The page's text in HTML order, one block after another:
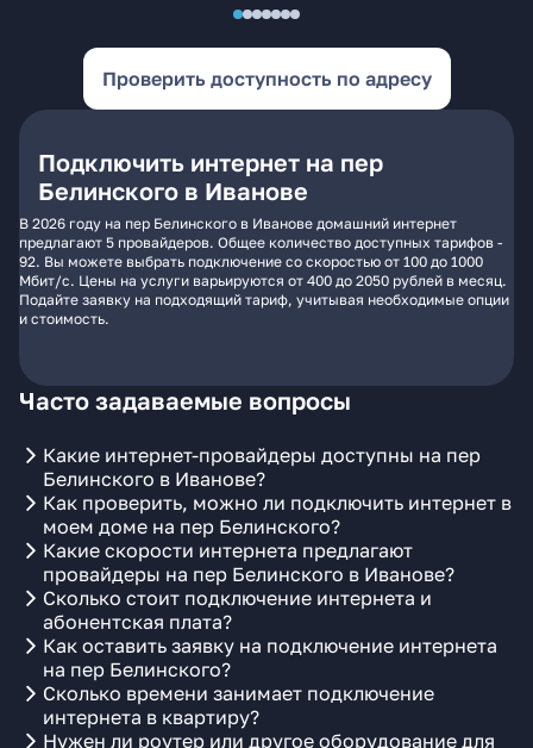
Проверить доступность по адресу
Подключить интернет на пер
Белинского в Иванове
В 2026 году на пер Белинского в Иванове домашний интернет
предлагают 5 провайдеров. Общее количество доступных тарифов -
92. Вы можете выбрать подключение со скоростью от 100 до 1000
Мбит/с. Цены на услуги варьируются от 400 до 2050 рублей в месяц.
Подайте заявку на подходящий тариф, учитывая необходимые опции
и стоимость.
Часто задаваемые вопросы
Какие интернет-провайдеры доступны на пер
Белинского в Иванове?
Как проверить, можно ли подключить интернет в
моем доме на пер Белинского?
Какие скорости интернета предлагают
провайдеры на пер Белинского в Иванове?
Сколько стоит подключение интернета и
абонентская плата?
Как оставить заявку на подключение интернета
на пер Белинского?
Сколько времени занимает подключение
интернета в квартиру?
Нужен ли роутер или другое оборудование для